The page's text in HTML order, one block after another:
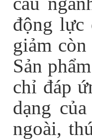
động lực
giảm
Sản
chỉ đáp
dạng
ngoài,